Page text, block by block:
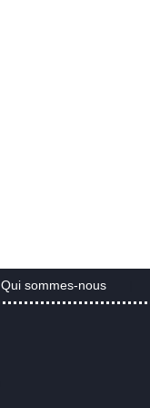
Qui sommes-nous